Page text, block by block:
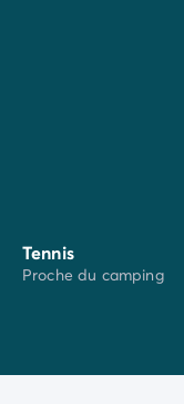
Tennis
Proche du camping